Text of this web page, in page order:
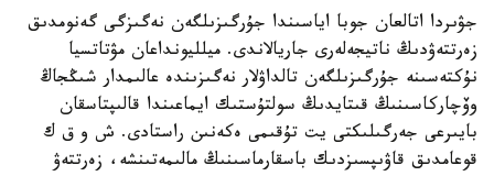
جۋىردا اتالعان جوبا اياسىندا جۇرگىزىلگەن نەگىزگى گەنومدىق
زەرتتەۋدىڭ ناتيجەلەرى جاريالاندى. ميلليونداعان مۋتاتسيا
نۇكتەسىنە جۇرگىزىلگەن تالداۋلار نەگىزىندە عالىمدار شىڭجاڭ
وۆچاركاسىنىڭ قىتايدىڭ سولتۇستىك ايماعىندا قالىپتاسقان
بايىرعى جەرگىلىكتى يت تۇقىمى ەكەنىن راستادى. ش و ق ك
قوعامدىق قاۋىپسىزدىك باسقارماسىنىڭ مالىمەتىنشە، زەرتتەۋ